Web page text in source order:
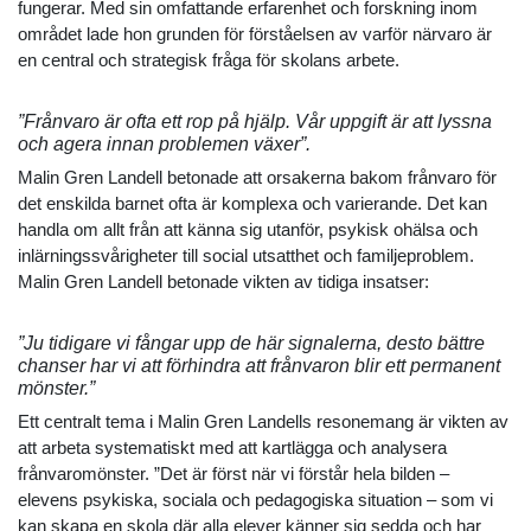
fungerar. Med sin omfattande erfarenhet och forskning inom
området lade hon grunden för förståelsen av varför närvaro är
en central och strategisk fråga för skolans arbete.
”Frånvaro är ofta ett rop på hjälp. Vår uppgift är att lyssna
och agera innan problemen växer”.
Malin Gren Landell betonade att orsakerna bakom frånvaro för
det enskilda barnet ofta är komplexa och varierande. Det kan
handla om allt från att känna sig utanför, psykisk ohälsa och
inlärningssvårigheter till social utsatthet och familjeproblem.
Malin Gren Landell betonade vikten av tidiga insatser:
”Ju tidigare vi fångar upp de här signalerna, desto bättre
chanser har vi att förhindra att frånvaron blir ett permanent
mönster.”
Ett centralt tema i Malin Gren Landells resonemang är vikten av
att arbeta systematiskt med att kartlägga och analysera
frånvaromönster. ”Det är först när vi förstår hela bilden –
elevens psykiska, sociala och pedagogiska situation – som vi
kan skapa en skola där alla elever känner sig sedda och har